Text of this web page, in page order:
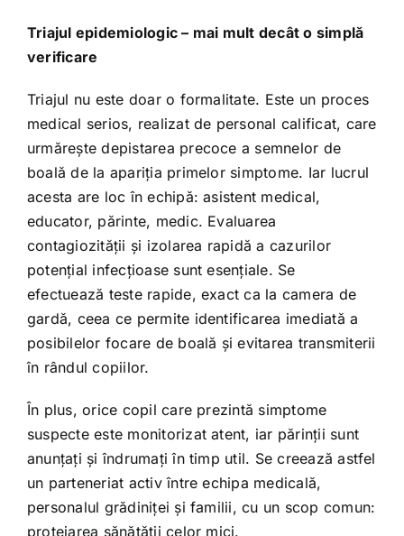
Triajul epidemiologic – mai mult decât o simplă
verificare
Triajul nu este doar o formalitate. Este un proces
medical serios, realizat de personal calificat, care
urmărește depistarea precoce a semnelor de
boală de la apariția primelor simptome. Iar lucrul
acesta are loc în echipă: asistent medical,
educator, părinte, medic. Evaluarea
contagiozității și izolarea rapidă a cazurilor
potențial infecțioase sunt esențiale. Se
efectuează teste rapide, exact ca la camera de
gardă, ceea ce permite identificarea imediată a
posibilelor focare de boală și evitarea transmiterii
în rândul copiilor.
În plus, orice copil care prezintă simptome
suspecte este monitorizat atent, iar părinții sunt
anunțați și îndrumați în timp util. Se creează astfel
un parteneriat activ între echipa medicală,
personalul grădiniței și familii, cu un scop comun:
protejarea sănătății celor mici.